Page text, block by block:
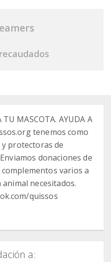
recaudados
MASCOTA. AYUDA A
tenemos como
protectoras de
donaciones de
varios a
necesitados.
quissos
a: